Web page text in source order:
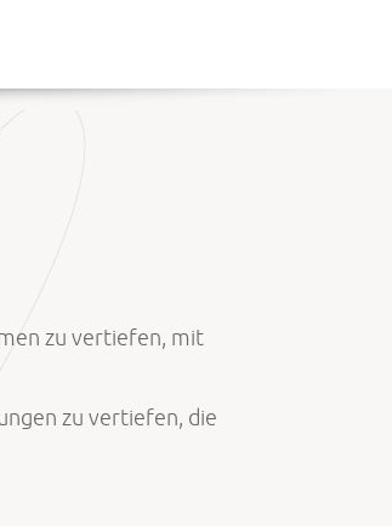
zu vertiefen, mit
zu vertiefen, die